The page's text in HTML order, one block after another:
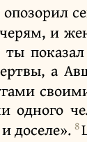
и
а
доселе». 8